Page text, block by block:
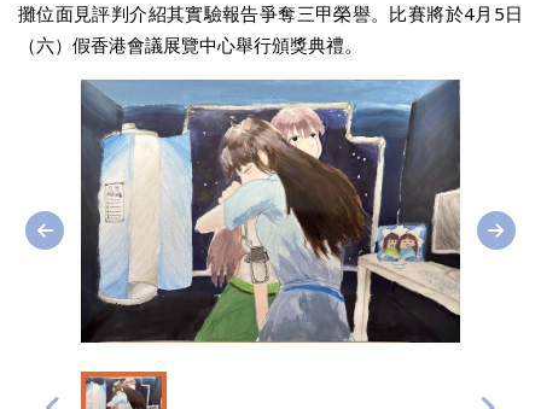
攤位面見評判介紹其實驗報告爭奪三甲榮譽。比賽將於4月5日
（六）假香港會議展覽中心舉行頒獎典禮。